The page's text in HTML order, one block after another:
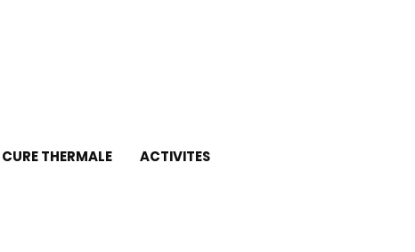
CURE THERMALE ACTIVITES